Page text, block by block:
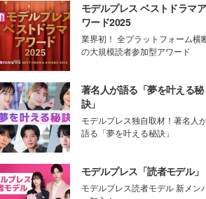
モデルプレス ベストドラマア
ワード2025
業界初！ 全プラットフォーム横
の大規模読者参加型アワード
著名人が語る「夢を叶える秘
訣」
モデルプレス独自取材！著名人
語る「夢を叶える秘訣」
モデルプレス「読者モデル」
モデルプレス読者モデル 新メン